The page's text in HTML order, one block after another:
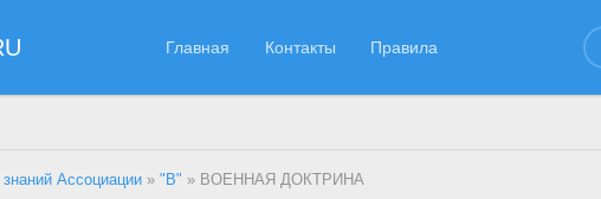
Главная Контакты Правила
знаний Ассоциации »"В" » ВОЕННАЯ ДОКТРИНА